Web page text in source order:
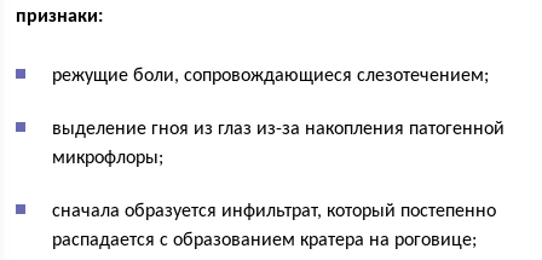
признаки:
режущие боли, сопровождающиеся слезотечением;
выделение гноя из глаз из-за накопления патогенной
микрофлоры;
сначала образуется инфильтрат, который постепенно
распадается с образованием кратера на роговице;